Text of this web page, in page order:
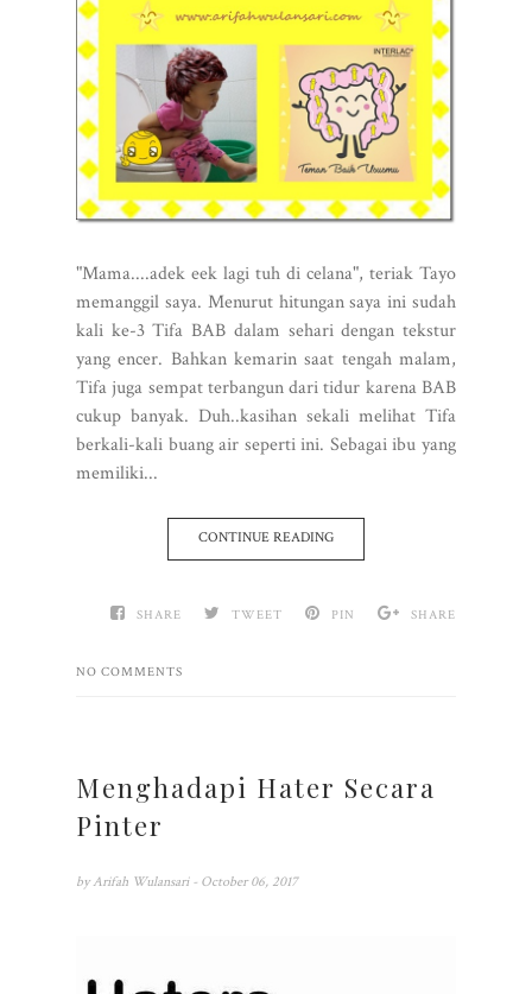
"Mama....adek eek lagi tuh di celana", teriak Tayo
memanggil saya. Menurut hitungan saya ini sudah
kali ke-3 Tifa BAB dalam sehari dengan tekstur
yang encer. Bahkan kemarin saat tengah malam,
Tifa juga sempat terbangun dari tidur karena BAB
cukup banyak. Duh..kasihan sekali melihat Tifa
berkali-kali buang air seperti ini. Sebagai ibu yang
memiliki...
CONTINUE READING
SHARE TWEET PIN SHARE
NO COMMENTS
Menghadapi Hater Secara
Pinter
by Arifah Wulansari - October 06, 2017